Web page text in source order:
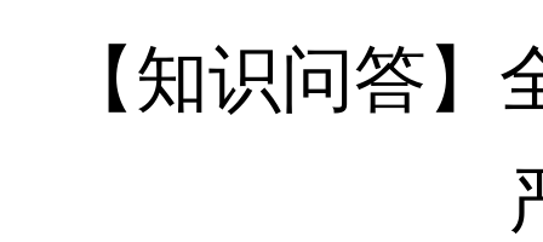
【知识问答